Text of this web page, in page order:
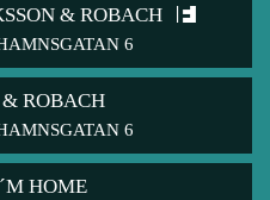
& ROBACH
6
ROBACH
6
HOME